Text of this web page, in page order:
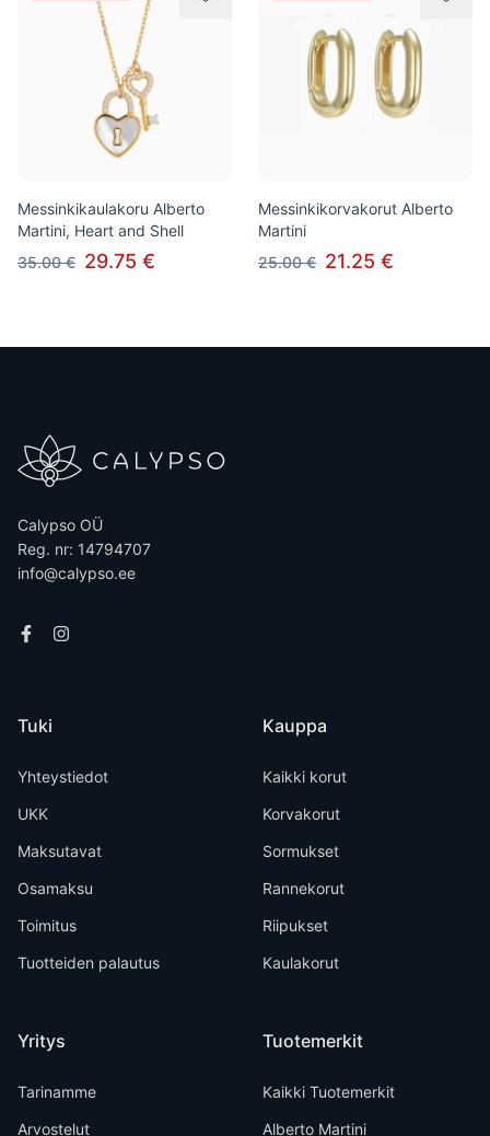
Messinkikaulakoru Alberto
Martini, Heart and Shell
35.00 € 29.75 €
Messinkikorvakorut Alberto
Martini
25.00 € 21.25 €
Calypso OÜ
Reg. nr: 14794707
info@calypso.ee
Tuki
Yhteystiedot
UKK
Maksutavat
Osamaksu
Toimitus
Tuotteiden palautus
Yritys
Tarinamme
Arvostelut
Kauppa
Kaikki korut
Korvakorut
Sormukset
Rannekorut
Riipukset
Kaulakorut
Tuotemerkit
Kaikki Tuotemerkit
Alberto Martini